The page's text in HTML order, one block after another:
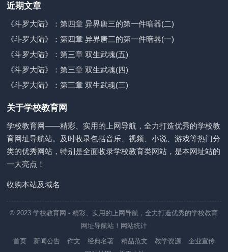
近期文章
《斗罗大陆》：第四章 异界唐三的第一件暗器(二)
《斗罗大陆》：第四章 异界唐三的第一件暗器(一)
《斗罗大陆》：第三章 双生武魂(五)
《斗罗大陆》：第三章 双生武魂(四)
《斗罗大陆》：第三章 双生武魂(三)
关于学校教育网
学校教育网——精彩、实用的上网导航，全力打造优秀的学校教
育网址导航站。及时收录包括音乐、视频、小说、游戏等热门分
类的优秀网站，特别是全面收录学校教育类网站，是本网址站的
一大亮点！
收购本站及域名
© 2023学校教育网 - 精彩、实用的上网导航，全力打造优秀的学校教育
网址导航站！ 网站统计
首页
新闻公告 作文 经典名著 精品范文 教学资源
企业宣传